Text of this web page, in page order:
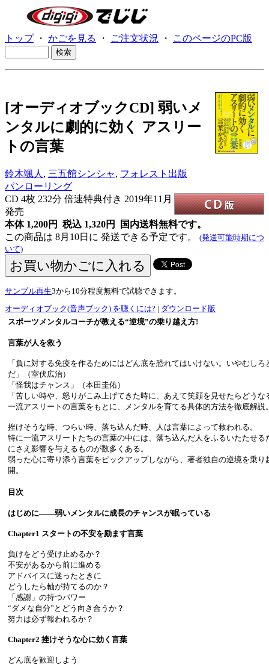
トップ・ かごを見る ・ ご注文状況 ・ このページのPC版
[オーディオブックCD] 弱いメ
ンタルに劇的に効く アスリー
トの言葉
鈴木颯人 , 三五館シンシャ, フォレスト出版
パンローリング
CD 4枚 232分 倍速特典付き 2019年11月
発売
本体 1,200円 税込 1,320円
国内送料無料です。
この商品は 8月10日に 発送できる予定です。 (発送可能時期につ
いて)
サンプル再生3から10分程度無料で試聴できます。
オーディオブック(音声ブック) を聴くには? | ダウンロード版
スポーツメンタルコーチが教える“逆境”の乗り越え方!
言葉が人を救う
「負に対する免疫を作るためにはどん底を恐れてはいけない。いやむし
だ」（室伏広治）
「怪我はチャンス」（本田圭佑）
「苦しい時や、怒りがこみ上げてきた時に、あえて笑顔を見せたらどう
一流アスリートの言葉をもとに、メンタルを育てる具体的方法を徹底解説
挫けそうな時、つらい時、落ち込んだ時、人は言葉によって救われる。
特に一流アスリートたちの言葉の中には、落ち込んだ人をふるいたたせる
にさえ影響を与えるものが数多くある。
弱った心に寄り添う言葉をピックアップしながら、著者独自の逆境を乗り
開。
目次
はじめに――弱いメンタルに成長のチャンスが眠っている
Chapter1 スタートの不安を励ます言葉
負けをどう受け止めるか？
不安があるから前に進める
アドバイスに迷ったときに
どうしたら軸が持てるのか？
「感謝」の持つパワー
“ダメな自分”とどう向き合うか？
努力は必ず報われるか？
Chapter2 挫けそうな心に効く言葉
どん底を歓迎しよう